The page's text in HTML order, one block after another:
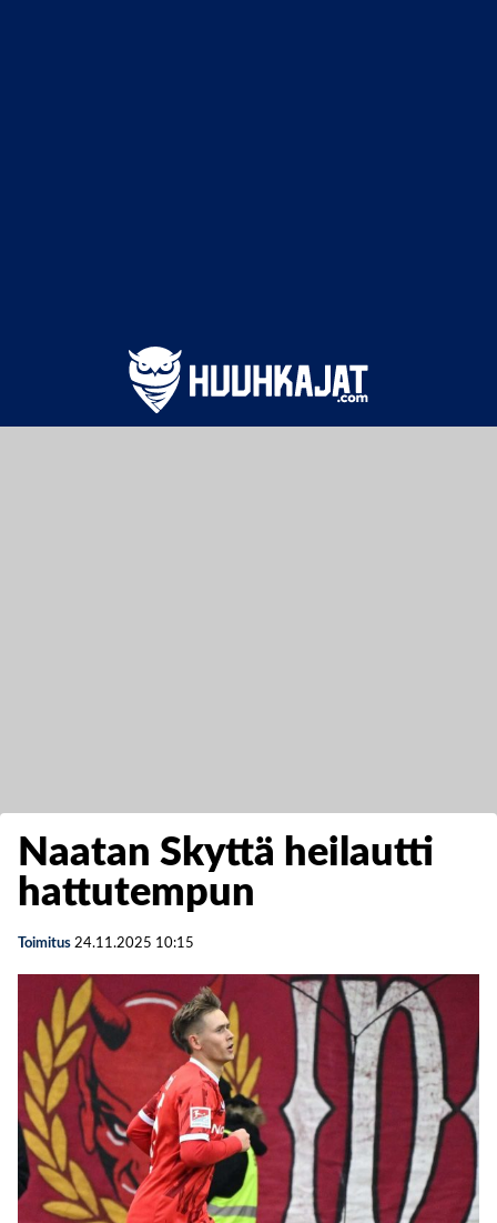
Naatan Skyttä heilautti
hattutempun
Toimitus 24.11.2025 10:15